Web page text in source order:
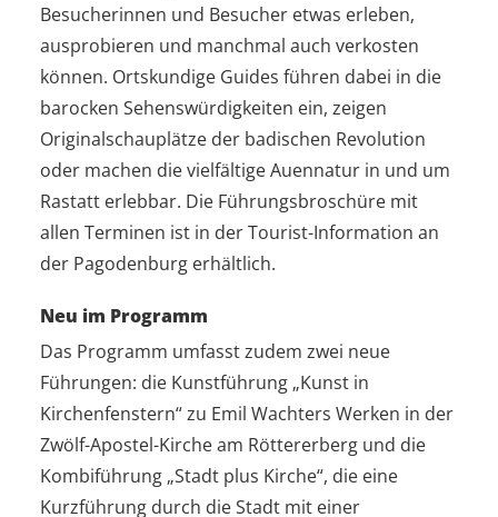
Besucherinnen und Besucher etwas erleben,
ausprobieren und manchmal auch verkosten
können. Ortskundige Guides führen dabei in die
barocken Sehenswürdigkeiten ein, zeigen
Originalschauplätze der badischen Revolution
oder machen die vielfältige Auennatur in und um
Rastatt erlebbar. Die Führungsbroschüre mit
allen Terminen ist in der Tourist-Information an
der Pagodenburg erhältlich.
Neu im Programm
Das Programm umfasst zudem zwei neue
Führungen: die Kunstführung „Kunst in
Kirchenfenstern“ zu Emil Wachters Werken in der
Zwölf-Apostel-Kirche am Röttererberg und die
Kombiführung „Stadt plus Kirche“, die eine
Kurzführung durch die Stadt mit einer